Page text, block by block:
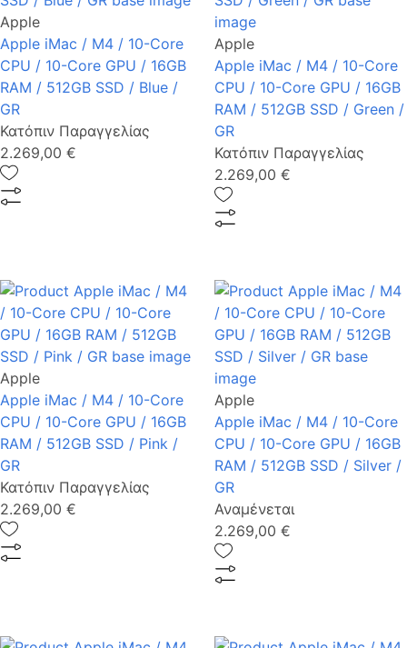
Apple
Apple iMac / M4 / 10-Core
CPU / 10-Core GPU / 16GB
RAM / 512GB SSD / Blue /
GR
Κατόπιν Παραγγελίας
2.269,00 €
Apple
Apple iMac / M4 / 10-Core
CPU / 10-Core GPU / 16GB
RAM / 512GB SSD / Green /
GR
Κατόπιν Παραγγελίας
2.269,00 €
Apple
Apple iMac / M4 / 10-Core
CPU / 10-Core GPU / 16GB
RAM / 512GB SSD / Pink /
GR
Κατόπιν Παραγγελίας
2.269,00 €
Apple
Apple iMac / M4 / 10-Core
CPU / 10-Core GPU / 16GB
RAM / 512GB SSD / Silver /
GR
Αναμένεται
2.269,00 €